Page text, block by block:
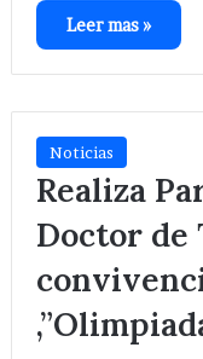
Leer mas »
Noticias
Realiza
Doctor de